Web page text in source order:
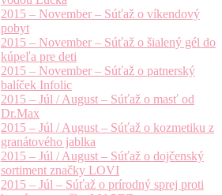
2015 – November – Súťaž o víkendový
pobyt
2015 – November – Súťaž o šialený gél do
kúpeľa pre deti
2015 – November – Súťaž o patnerský
balíček Infolic
2015 – Júl / August – Súťaž o masť od
Dr.Max
2015 – Júl / August – Súťaž o kozmetiku z
granátového jablka
2015 – Júl / August – Súťaž o dojčenský
sortiment značky LOVI
2015 – Júl – Súťaž o prírodný sprej proti